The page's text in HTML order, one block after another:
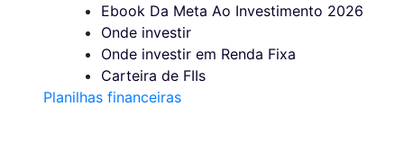
Ebook Da Meta Ao Investimento 2026
Onde investir
Onde investir em Renda Fixa
Carteira de FIIs
Planilhas financeiras